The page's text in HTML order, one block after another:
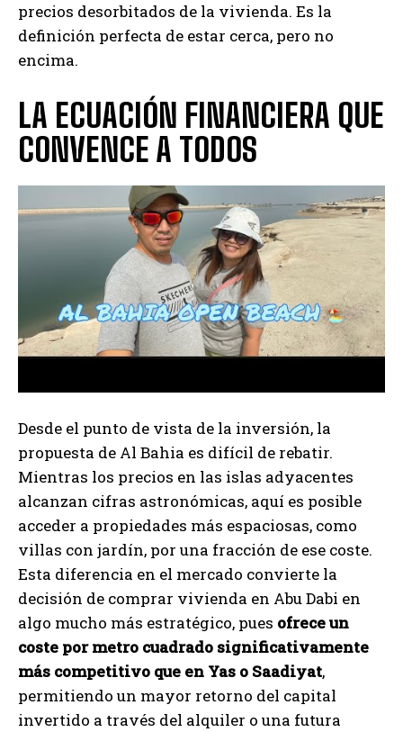
precios desorbitados de la vivienda. Es la
definición perfecta de estar cerca, pero no
encima.
LA ECUACIÓN FINANCIERA QUE
CONVENCE A TODOS
Desde el punto de vista de la inversión, la
propuesta de Al Bahia es difícil de rebatir.
Mientras los precios en las islas adyacentes
alcanzan cifras astronómicas, aquí es posible
acceder a propiedades más espaciosas, como
villas con jardín, por una fracción de ese coste.
Esta diferencia en el mercado convierte la
decisión de comprar vivienda en Abu Dabi en
algo mucho más estratégico, pues ofrece un
coste por metro cuadrado significativamente
más competitivo que en Yas o Saadiyat,
permitiendo un mayor retorno del capital
invertido a través del alquiler o una futura